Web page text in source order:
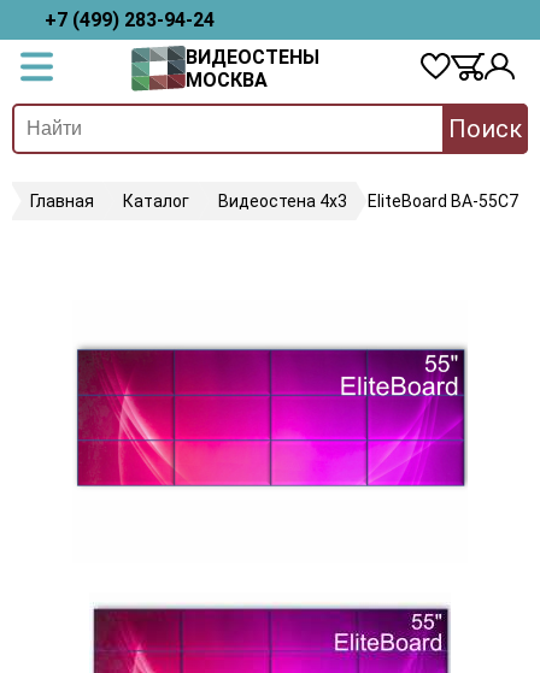
+7 (499) 283-94-24
ВИДЕОСТЕНЫ
МОСКВА
Поиск
Главная Каталог Видеостена 4х3 EliteBoard BA-55C7